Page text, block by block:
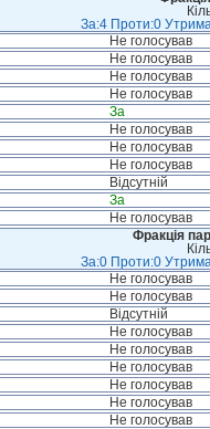
За:4 Проти:0
Не голосував
Не голосував
Не голосував
Не голосував
За
Не голосував
Не голосував
Не голосував
Відсутній
За
Не голосував
Фракція
За:0 Проти:0
Не голосував
Не голосував
Відсутній
Не голосував
Не голосував
Не голосував
Не голосував
Не голосував
Не голосував